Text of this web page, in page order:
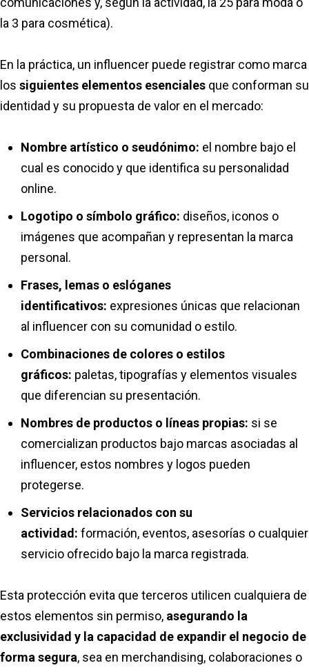
la 3 para cosmética).
En la práctica, un influencer puede registrar como marca
los siguientes elementos esenciales que conforman su
identidad y su propuesta de valor en el mercado:
Nombre artístico o seudónimo: el nombre bajo el
cual es conocido y que identifica su personalidad
online.
Logotipo o símbolo gráfico: diseños, iconos o
imágenes que acompañan y representan la marca
personal.
Frases, lemas o eslóganes
identificativos: expresiones únicas que relacionan
al influencer con su comunidad o estilo.
Combinaciones de colores o estilos
gráficos: paletas, tipografías y elementos visuales
que diferencian su presentación.
Nombres de productos o líneas propias: si se
comercializan productos bajo marcas asociadas al
influencer, estos nombres y logos pueden
protegerse.
Servicios relacionados con su
actividad: formación, eventos, asesorías o cualquier
servicio ofrecido bajo la marca registrada.
Esta protección evita que terceros utilicen cualquiera de
estos elementos sin permiso, asegurando la
exclusividad y la capacidad de expandir el negocio de
forma segura, sea en merchandising, colaboraciones o